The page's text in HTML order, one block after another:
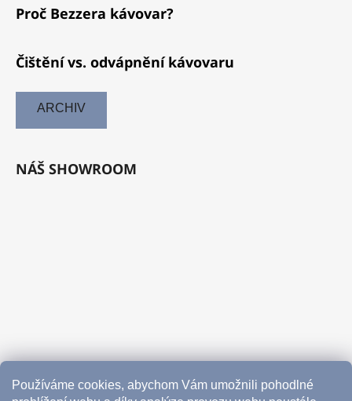
Používáme cookies, abychom Vám umožnili pohodlné
Proč Bezzera kávovar?
Čištění vs. odvápnění kávovaru
ARCHIV
NÁŠ SHOWROOM